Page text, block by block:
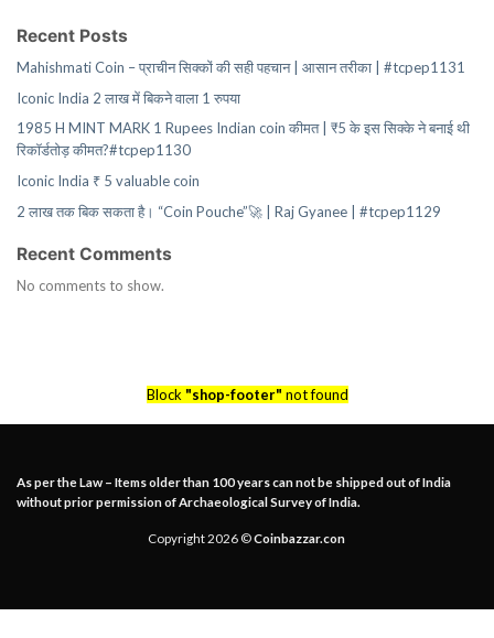
Recent Posts
Mahishmati Coin – प्राचीन सिक्कों की सही पहचान | आसान तरीका | #tcpep1131
Iconic India 2 लाख में बिकने वाला 1 रुपया
1985 H MINT MARK 1 Rupees Indian coin कीमत | ₹5 के इस सिक्के ने बनाई थी
रिकॉर्डतोड़ कीमत?#tcpep1130
Iconic India ₹ 5 valuable coin
2 लाख तक बिक सकता है। “Coin Pouche”🚀 | Raj Gyanee | #tcpep1129
Recent Comments
No comments to show.
Block "shop-footer" not found
As per the Law – Items older than 100 years can not be shipped out of India
without prior permission of Archaeological Survey of India.
Copyright 2026 ©Coinbazzar.con